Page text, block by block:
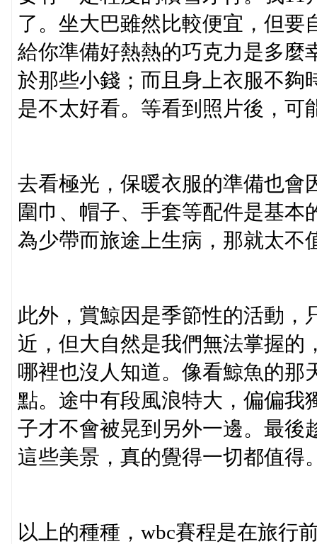
了。坐大巴雖然比較便宜，但要
給你準備好熱熱的巧克力是多麼
於那些小錢；而且身上衣服不夠
是不太好看。等看到照片後，可
去看極光，保暖衣服的準備也會
圍巾、帽子、手套等配件是基
為少帶而旅途上生病，那就太不
此外，賞鯨因是季節性的活動，
近，但大自然是我們無法掌握的
哪裡也沒人知道。像看鯨魚的那
點。途中有段風浪特大，偏偏我
子才不會被晃到另外一邊。最後
這些美景，真的覺得一切都值得
以上的種種，wbc賽程是在旅行